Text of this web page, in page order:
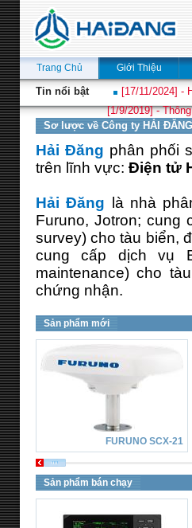
Trang Chủ Giới Thiệu
Tin nổi bật
[17/11/2024] -
[1/9/2019] -
Sơ lược về Công ty HẢI ĐĂNG
Hải Đăng phân phối
trên lĩnh vực: Điện tử
Hải Đăng
là nhà
Furuno, Jotron; cung
survey) cho tàu biển,
cung cấp dịch vụ
maintenance) cho
chứng nhận.
Sản phẩm mới
FURUNO SCX-21
Sản phẩm bán chạy